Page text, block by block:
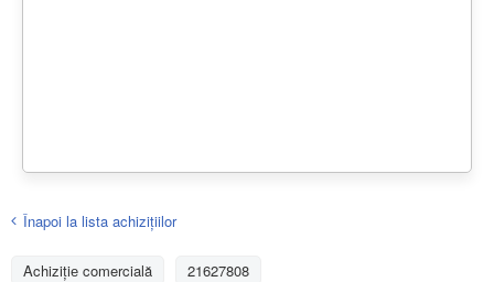
Înapoi la lista achiziţiilor
Achizițiе comercială 21627808